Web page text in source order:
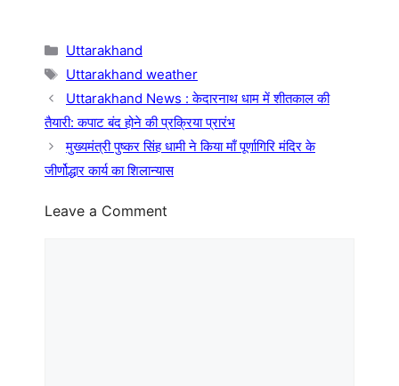
Categories
Uttarakhand
Tags
Uttarakhand weather
Uttarakhand News : केदारनाथ धाम में शीतकाल की
तैयारी: कपाट बंद होने की प्रक्रिया प्रारंभ
मुख्यमंत्री पुष्कर सिंह धामी ने किया माँ पूर्णागिरि मंदिर के
जीर्णोद्धार कार्य का शिलान्यास
Leave a Comment